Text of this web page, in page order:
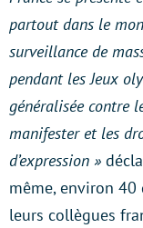
partout dans le
surveillance de
pendant les Jeux
généralisée contre
manifester et les
d’expression »
même, environ
leurs collègues